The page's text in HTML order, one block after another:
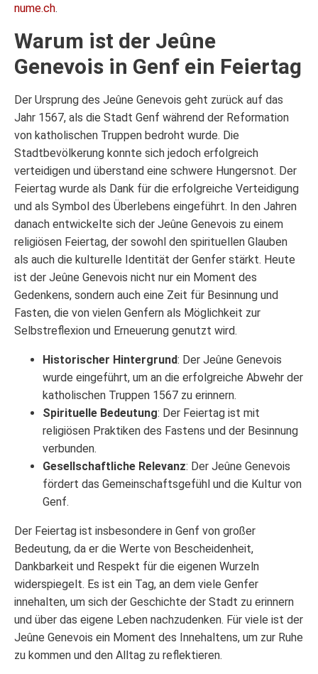
nume.ch.
Warum ist der Jeûne
Genevois in Genf ein Feiertag
Der Ursprung des Jeûne Genevois geht zurück auf das
Jahr 1567, als die Stadt Genf während der Reformation
von katholischen Truppen bedroht wurde. Die
Stadtbevölkerung konnte sich jedoch erfolgreich
verteidigen und überstand eine schwere Hungersnot. Der
Feiertag wurde als Dank für die erfolgreiche Verteidigung
und als Symbol des Überlebens eingeführt. In den Jahren
danach entwickelte sich der Jeûne Genevois zu einem
religiösen Feiertag, der sowohl den spirituellen Glauben
als auch die kulturelle Identität der Genfer stärkt. Heute
ist der Jeûne Genevois nicht nur ein Moment des
Gedenkens, sondern auch eine Zeit für Besinnung und
Fasten, die von vielen Genfern als Möglichkeit zur
Selbstreflexion und Erneuerung genutzt wird.
Historischer Hintergrund: Der Jeûne Genevois
wurde eingeführt, um an die erfolgreiche Abwehr der
katholischen Truppen 1567 zu erinnern.
Spirituelle Bedeutung: Der Feiertag ist mit
religiösen Praktiken des Fastens und der Besinnung
verbunden.
Gesellschaftliche Relevanz: Der Jeûne Genevois
fördert das Gemeinschaftsgefühl und die Kultur von
Genf.
Der Feiertag ist insbesondere in Genf von großer
Bedeutung, da er die Werte von Bescheidenheit,
Dankbarkeit und Respekt für die eigenen Wurzeln
widerspiegelt. Es ist ein Tag, an dem viele Genfer
innehalten, um sich der Geschichte der Stadt zu erinnern
und über das eigene Leben nachzudenken. Für viele ist der
Jeûne Genevois ein Moment des Innehaltens, um zur Ruhe
zu kommen und den Alltag zu reflektieren.